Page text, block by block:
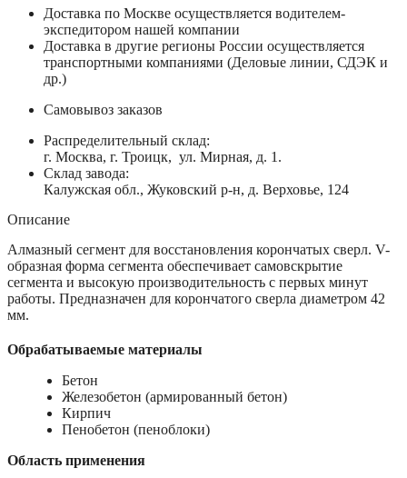
Доставка по Москве осуществляется водителем-
экспедитором нашей компании
Доставка в другие регионы России осуществляется
транспортными компаниями (Деловые линии, СДЭК и
др.)
Самовывоз заказов
Распределительный склад:
г. Москва, г. Троицк, ул. Мирная, д. 1.
Склад завода:
Калужская обл., Жуковский р-н, д. Верховье, 124
Описание
Алмазный сегмент для восстановления корончатых сверл. V-
образная форма сегмента обеспечивает самовскрытие
сегмента и высокую производительность с первых минут
работы. Предназначен для корончатого сверла диаметром 42
мм.
Обрабатываемые материалы
Бетон
Железобетон (армированный бетон)
Кирпич
Пенобетон (пеноблоки)
Область применения